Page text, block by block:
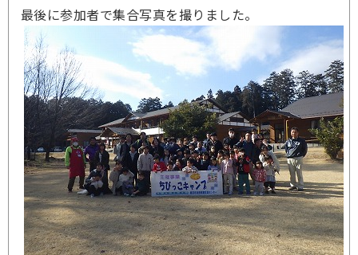
最後に参加者で集合写真を撮りました。